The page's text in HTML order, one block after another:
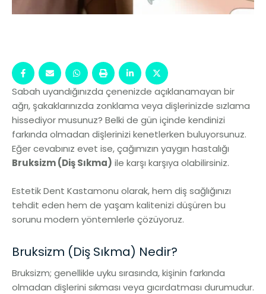
Sabah uyandığınızda çenenizde açıklanamayan bir
ağrı, şakaklarınızda zonklama veya dişlerinizde sızlama
hissediyor musunuz? Belki de gün içinde kendinizi
farkında olmadan dişlerinizi kenetlerken buluyorsunuz.
Eğer cevabınız evet ise, çağımızın yaygın hastalığı
Bruksizm (Diş Sıkma) ile karşı karşıya olabilirsiniz.
Estetik Dent Kastamonu olarak, hem diş sağlığınızı
tehdit eden hem de yaşam kalitenizi düşüren bu
sorunu modern yöntemlerle çözüyoruz.
Bruksizm (Diş Sıkma) Nedir?
Bruksizm; genellikle uyku sırasında, kişinin farkında
olmadan dişlerini sıkması veya gıcırdatması durumudur.